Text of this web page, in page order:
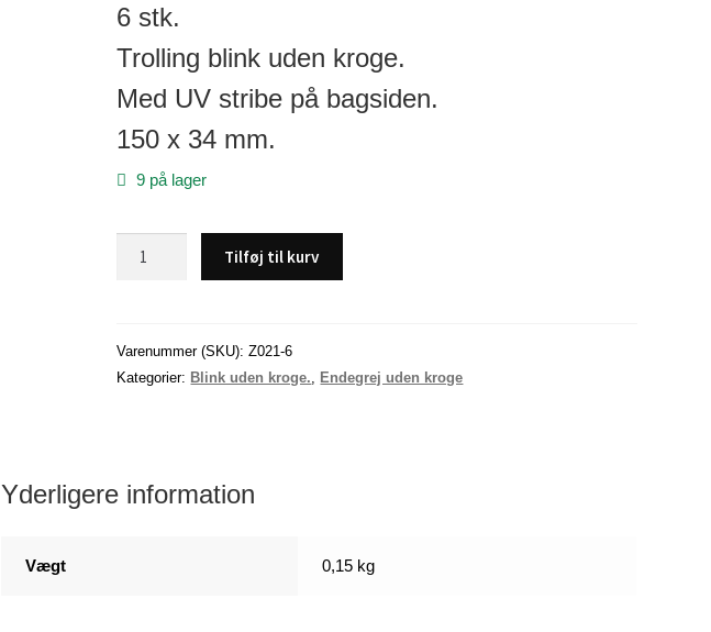
6 stk.
Trolling blink uden kroge.
Med UV stribe på bagsiden.
150 x 34 mm.
9 på lager
15
cm
(Z021)
Tilføj til kurv
Varenummer (SKU):Z021-6
Kategorier: Blink uden kroge., Endegrej uden kroge
Yderligere information
Vægt 0,15 kg